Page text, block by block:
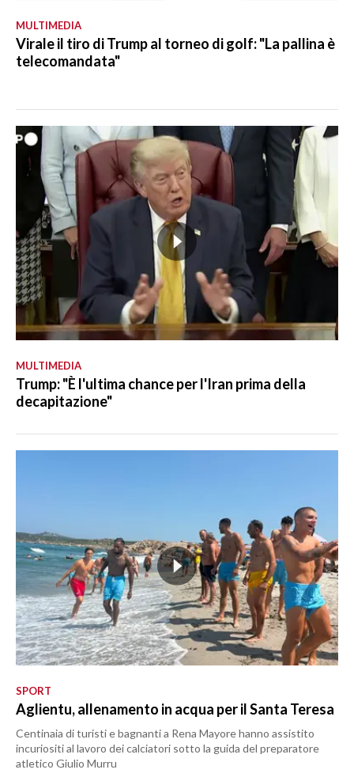
MULTIMEDIA
Virale il tiro di Trump al torneo di golf: "La pallina è
telecomandata"
MULTIMEDIA
Trump: "È l'ultima chance per l'Iran prima della
decapitazione"
SPORT
Aglientu, allenamento in acqua per il Santa Teresa
Centinaia di turisti e bagnanti a Rena Mayore hanno assistito
incuriositi al lavoro dei calciatori sotto la guida del preparatore
atletico Giulio Murru